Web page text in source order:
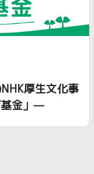
厚生文化事
基金」—